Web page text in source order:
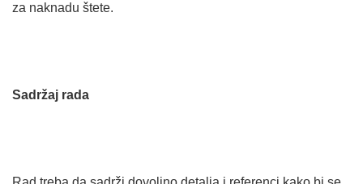
za naknadu štete.
Sadržaj rada